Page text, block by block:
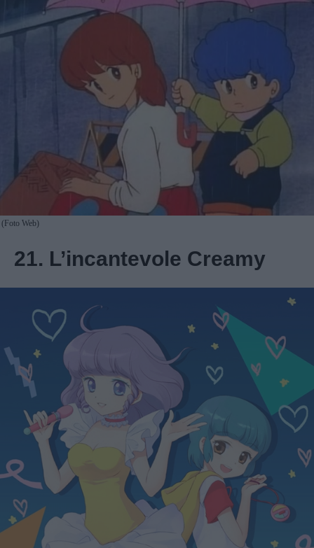
(Foto Web)
21. L’incantevole Creamy